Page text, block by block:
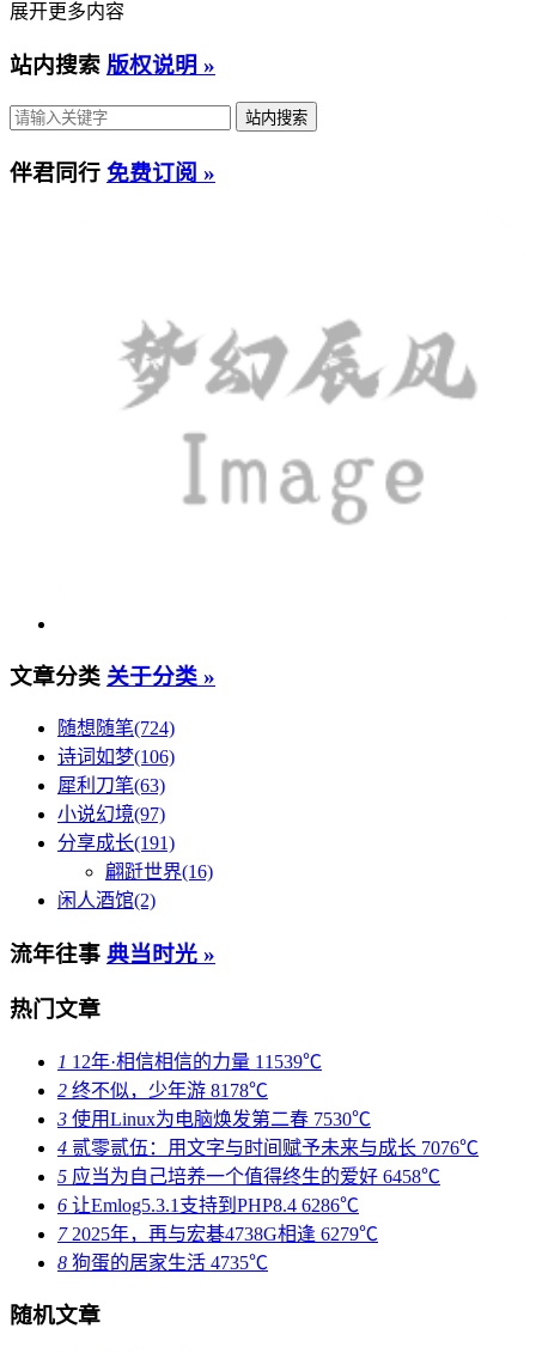
展开更多内容
站内搜索 版权说明 »
伴君同行 免费订阅 »
文章分类 关于分类 »
随想随笔(724)
诗词如梦(106)
犀利刀笔(63)
小说幻境(97)
分享成长(191)
翩跹世界(16)
闲人酒馆(2)
流年往事 典当时光 »
热门文章
1 12年·相信相信的力量 11539℃
2 终不似，少年游 8178℃
3 使用Linux为电脑焕发第二春 7530℃
4 贰零贰伍：用文字与时间赋予未来与成长 7076℃
5 应当为自己培养一个值得终生的爱好 6458℃
6 让Emlog5.3.1支持到PHP8.4 6286℃
72025年，再与宏碁4738G相逢 6279℃
8 狗蛋的居家生活 4735℃
随机文章